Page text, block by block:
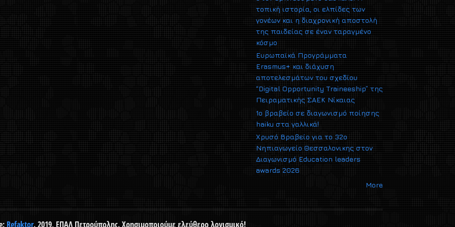
τοπική ιστορία, οι ελπίδες των
γονέων και η διαχρονική αποστολή
της παιδείας σε έναν ταραγμένο
κόσμο
Ευρωπαϊκά Προγράμματα
Erasmus+ και διάχυση
αποτελεσμάτων του σχεδίου
“Digital Opportunity Traineeship” της
Πειραματικής ΣΑΕΚ Νίκαιας
1ο βραβείο σε διαγωνισμό ποίησης
haiku στα γαλλικά!
Xρυσό Βραβείο για το 32ο
Νηπιαγωγείο Θεσσαλονικης στον
Διαγωνισμό Εducation leaders
awards 2026
More
Refaktor. 2019, ΕΠΑΛ Πετρούπολης. Χρησιμοποιούμε ελεύθερο λογισμικό!